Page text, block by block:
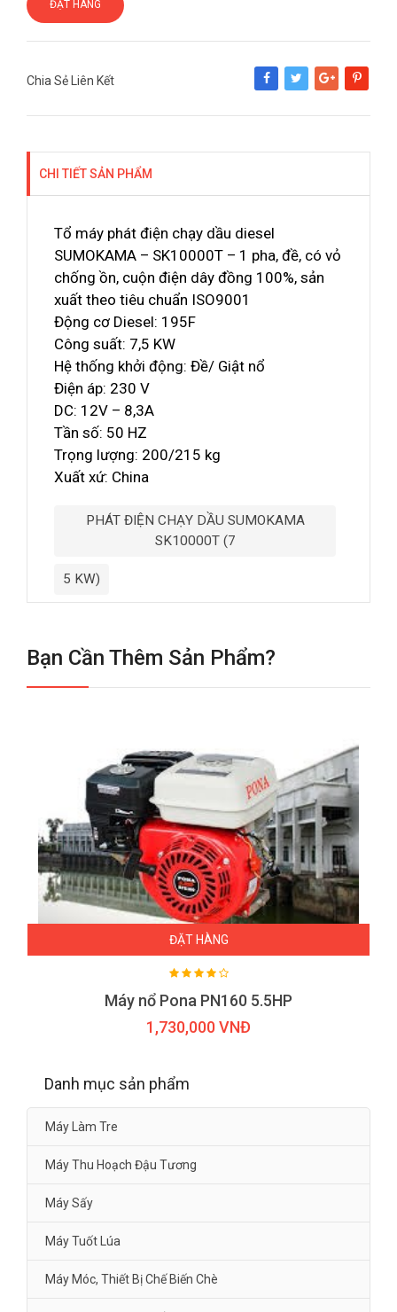
ĐẶT HÀNG
Chia Sẻ Liên Kết
Share Tweet Google+Pinterest
CHI TIẾT SẢN PHẨM
Tổ máy phát điện chạy dầu diesel
SUMOKAMA – SK10000T – 1 pha, đề, có vỏ
chống ồn, cuộn điện dây đồng 100%, sản
xuất theo tiêu chuẩn ISO9001
Động cơ Diesel: 195F
Công suất: 7,5 KW
Hệ thống khởi động: Đề/ Giật nổ
Điện áp: 230 V
DC: 12V – 8,3A
Tần số: 50 HZ
Trọng lượng: 200/215 kg
Xuất xứ: China
PHÁT ĐIỆN CHẠY DẦU SUMOKAMA
SK10000T (7
5 KW)
Bạn Cần Thêm Sản Phẩm?
ĐẶT HÀNG
Máy nổ Pona PN160 5.5HP
1,730,000 VNĐ
Danh mục sản phẩm
Máy Làm Tre
Máy Thu Hoạch Đậu Tương
Máy Sấy
Máy Tuốt Lúa
Máy Móc, Thiết Bị Chế Biến Chè